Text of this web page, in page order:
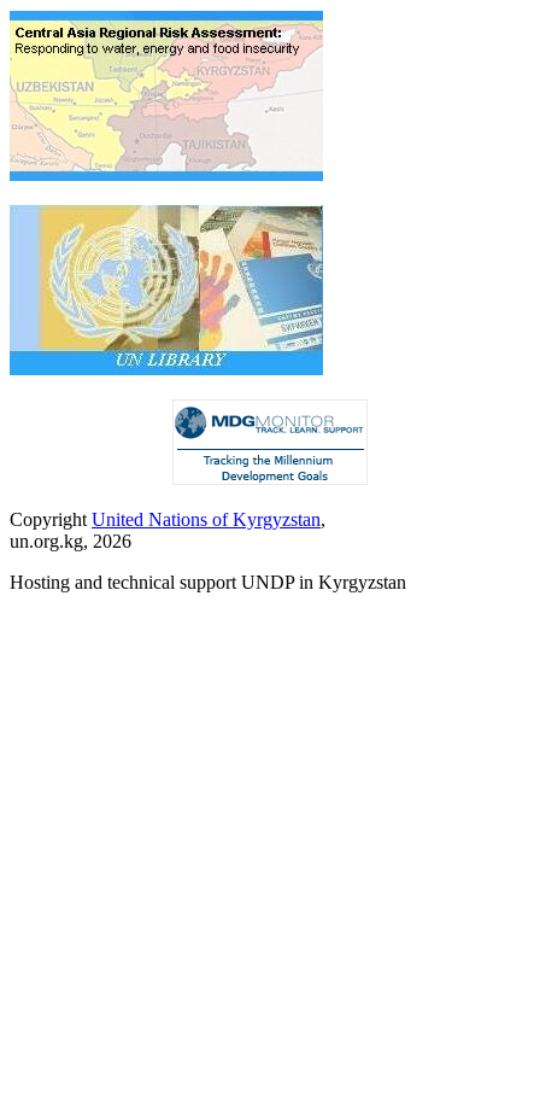
Copyright United Nations of Kyrgyzstan,
un.org.kg, 2026
Hosting and technical support UNDP in Kyrgyzstan